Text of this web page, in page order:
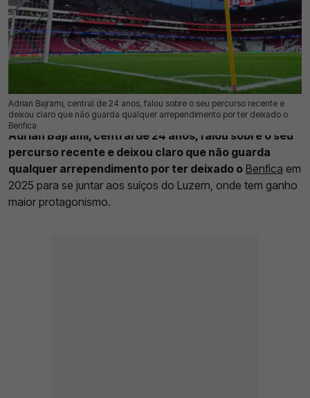
Adrian Bajrami, central de 24 anos, falou sobre o seu percurso recente e
deixou claro que não guarda qualquer arrependimento por ter deixado o
Benfica
23 Abr 2026 | 12:59 | 0
Adrian Bajrami, central de 24 anos, falou sobre o seu
percurso recente e deixou claro que não guarda
qualquer arrependimento por ter deixado o Benfica em
2025 para se juntar aos suíços do Luzern, onde tem ganho
maior protagonismo.